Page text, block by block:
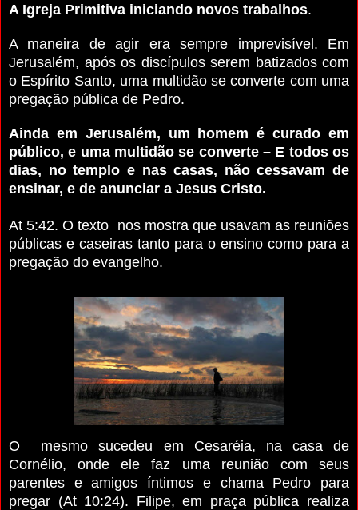
A Igreja Primitiva iniciando novos trabalhos.
A maneira de agir era sempre imprevisível. Em
Jerusalém, após os discípulos serem batizados com
o Espírito Santo, uma multidão se converte com uma
pregação pública de Pedro.
Ainda em Jerusalém, um homem é curado em
público, e uma multidão se converte – E todos os
dias, no templo e nas casas, não cessavam de
ensinar, e de anunciar a Jesus Cristo.
At 5:42. O texto nos mostra que usavam as reuniões
públicas e caseiras tanto para o ensino como para a
pregação do evangelho.
O mesmo sucedeu em Cesaréia, na casa de
Cornélio, onde ele faz uma reunião com seus
parentes e amigos íntimos e chama Pedro para
pregar (At 10:24). Filipe, em praça pública realiza